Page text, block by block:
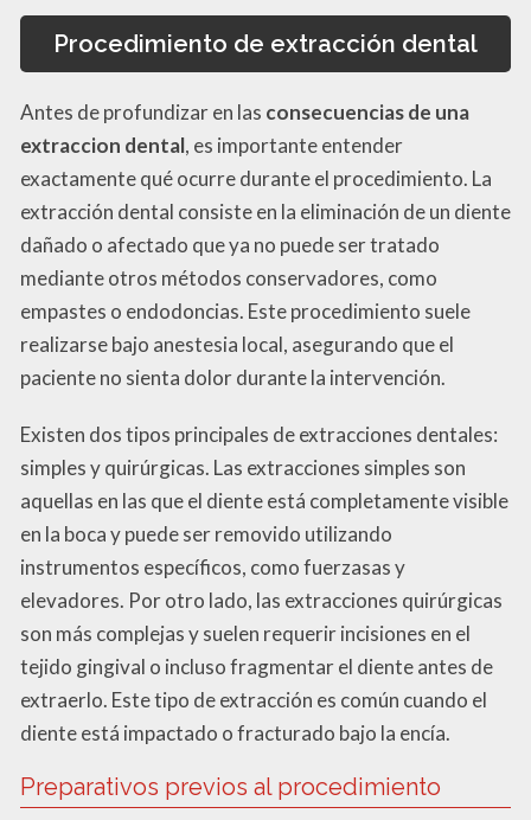
Procedimiento de extracción dental
Antes de profundizar en las consecuencias de una
extraccion dental, es importante entender
exactamente qué ocurre durante el procedimiento. La
extracción dental consiste en la eliminación de un diente
dañado o afectado que ya no puede ser tratado
mediante otros métodos conservadores, como
empastes o endodoncias. Este procedimiento suele
realizarse bajo anestesia local, asegurando que el
paciente no sienta dolor durante la intervención.
Existen dos tipos principales de extracciones dentales:
simples y quirúrgicas. Las extracciones simples son
aquellas en las que el diente está completamente visible
en la boca y puede ser removido utilizando
instrumentos específicos, como fuerzasas y
elevadores. Por otro lado, las extracciones quirúrgicas
son más complejas y suelen requerir incisiones en el
tejido gingival o incluso fragmentar el diente antes de
extraerlo. Este tipo de extracción es común cuando el
diente está impactado o fracturado bajo la encía.
Preparativos previos al procedimiento